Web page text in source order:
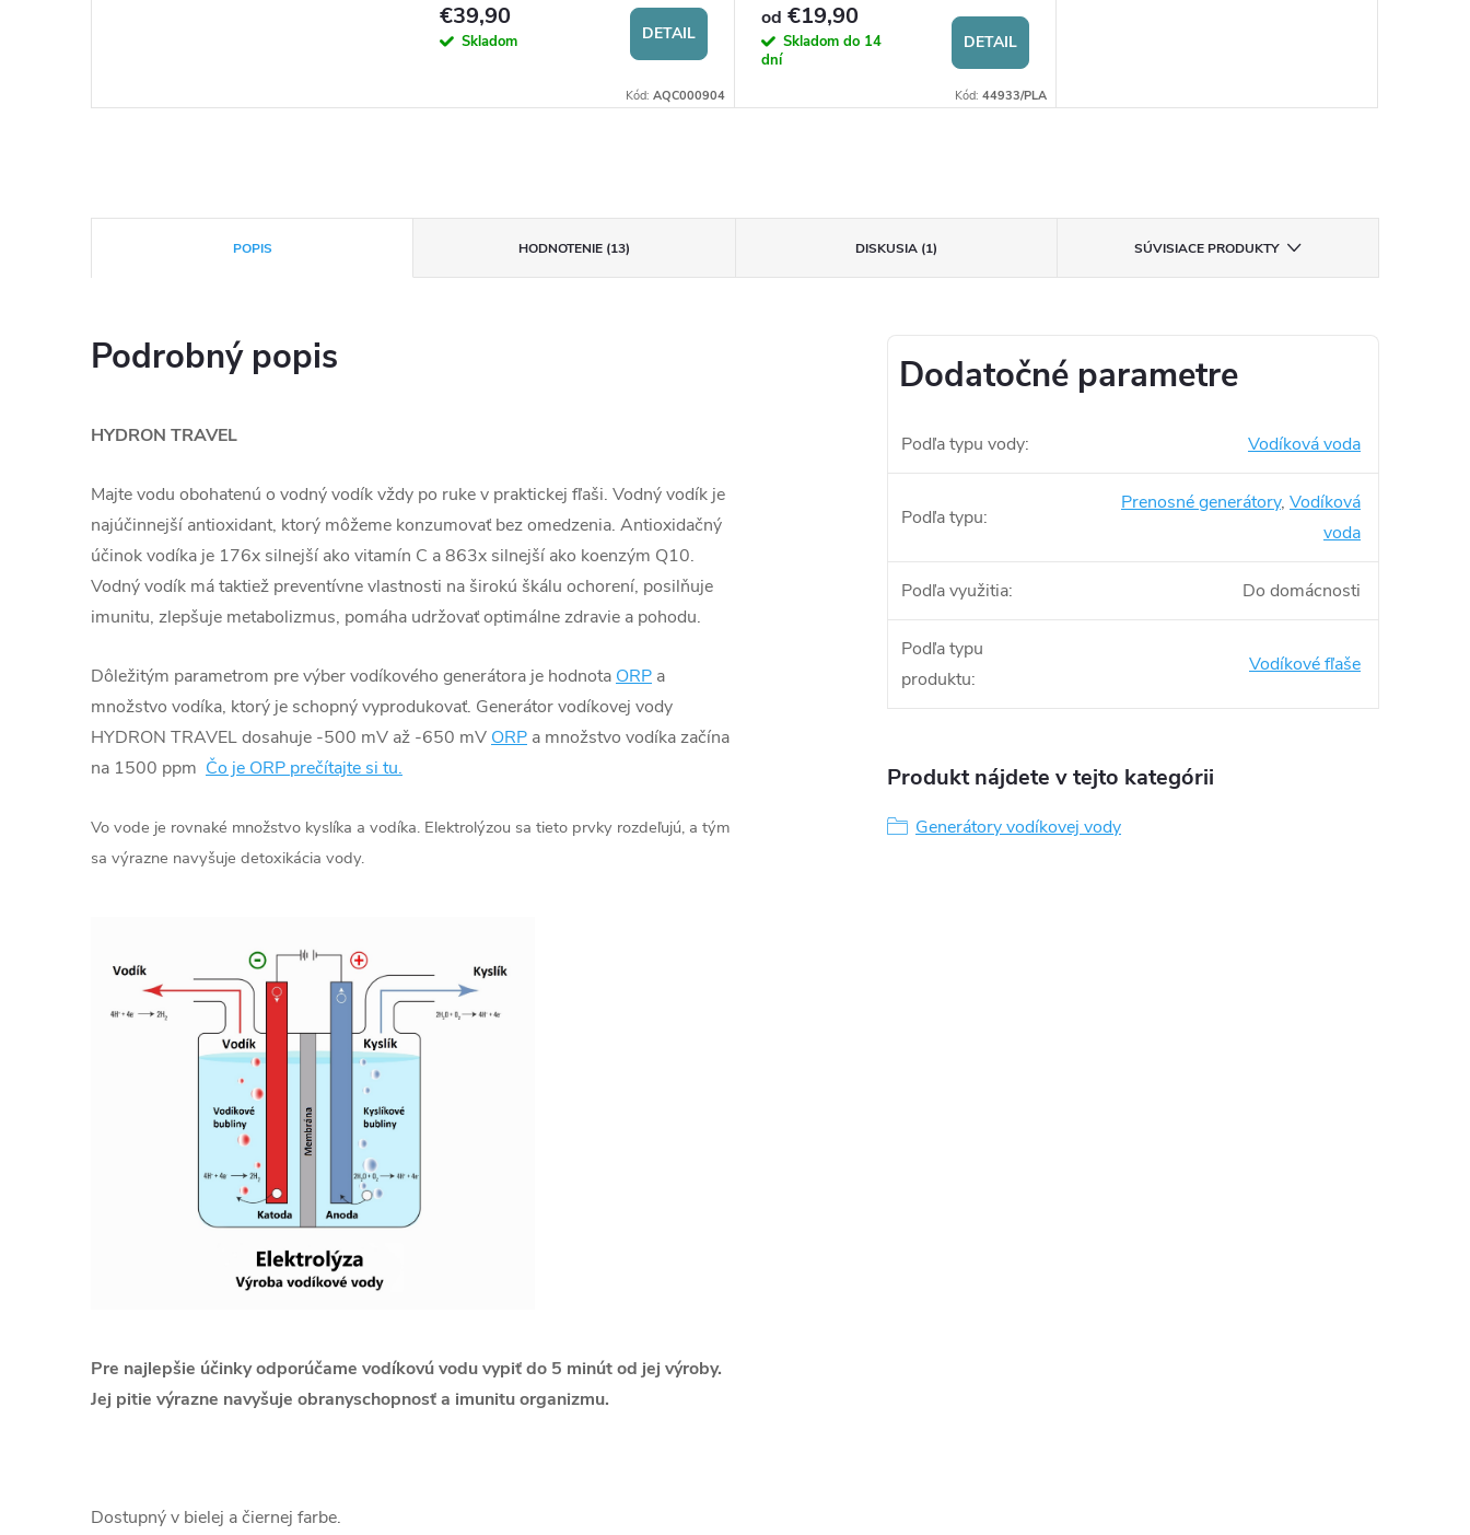
POPIS HODNOTENIE (13) DISKUSIA (1) SÚVISIACE PRODUKTY
Podrobný popis
HYDRON TRAVEL
Majte vodu obohatenú o vodný vodík vždy po ruke v praktickej fľaši. Vodný vodík je
najúčinnejší antioxidant, kto­rý môžeme konzumovať bez omedzenia. Anti­oxidačný
účinok vodíka je 176x silnejší ako vitamín C a 863x silnejší ako koenzým Q10.
Vodný vodík má taktiež preventívne vlastnosti na širokú škálu ochorení, posilňuje
imunitu, zlep­šuje metabolizmus, pomáha udržovať opti­málne zdravie a pohodu.
Dôležitým parametrom pre výber vodíkového generátora je hodnota ORP a
množstvo vodíka, ktorý je schopný vyprodukovať. Generátor vodíkovej vody
HYDRON TRAVEL dosahuje -500 mV až -650 mV ORP a množstvo vodíka začína
na 1500 ppm Čo je ORP prečítajte si tu.
Vo vode je rovnaké množstvo kyslíka a vodíka. Elektrolýzou sa tieto prvky rozdeľujú, a tým
sa výrazne navyšuje detoxikácia vody.
Pre najlepšie účinky odporúčame vodíkovú vodu vypiť do 5 minút od jej výroby.
Jej pitie výrazne navyšuje obranyschopnosť a imunitu organizmu.
Dostupný v bielej a čiernej farbe.
Dodatočné parametre
Podľa typu vody: Vodíková voda
Podľa typu:
Prenosné generátory, Vodíková
voda
Podľa využitia: Do domácnosti
Podľa typu
produktu:
Vodíkové fľaše
Produkt nájdete v tejto kategórii
Generátory vodíkovej vody
€39,90
Skladom DETAIL
Kód: AQC000904
od €19,90
Skladom do 14
dní
DETAIL
Kód: 44933/PLA